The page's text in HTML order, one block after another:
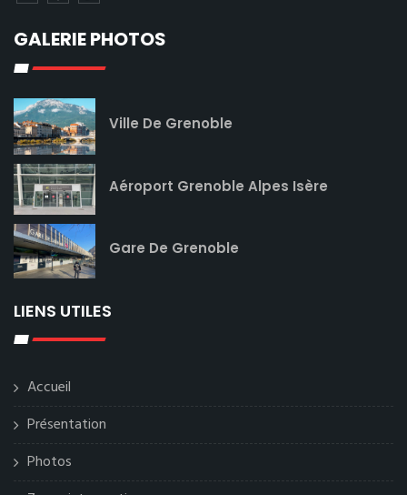
GALERIE PHOTOS
Ville De Grenoble
Aéroport Grenoble Alpes Isère
Gare De Grenoble
LIENS UTILES
Accueil
Présentation
Photos